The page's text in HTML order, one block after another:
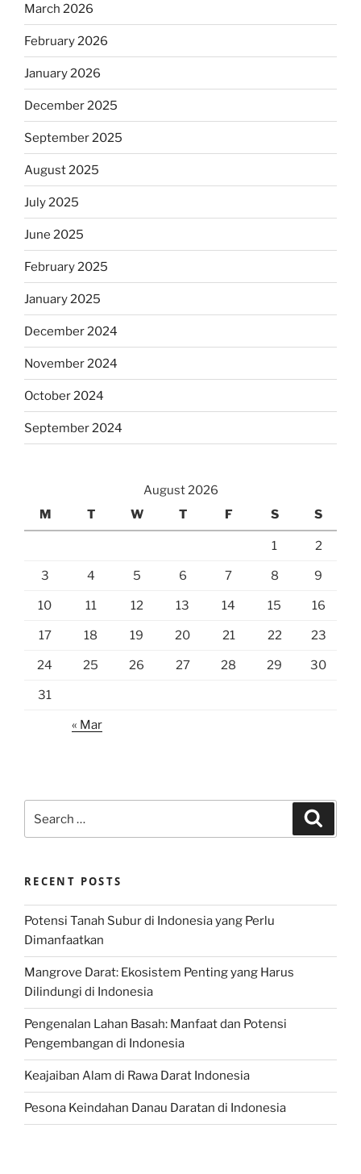
March 2026
February 2026
January 2026
December 2025
September 2025
August 2025
July 2025
June 2025
February 2025
January 2025
December 2024
November 2024
October 2024
September 2024
August 2026
M
T W T F S S
1 2
3 4 5 6 7 8 9
10 11 12 13 14 15 16
17 18 19 20 21 22 23
24 25 26 27 28 29 30
31
« Mar
for:
RECENT POSTS
Potensi Tanah Subur di Indonesia yang Perlu
Dimanfaatkan
Mangrove Darat: Ekosistem Penting yang Harus
Dilindungi di Indonesia
Pengenalan Lahan Basah: Manfaat dan Potensi
Pengembangan di Indonesia
Keajaiban Alam di Rawa Darat Indonesia
Pesona Keindahan Danau Daratan di Indonesia